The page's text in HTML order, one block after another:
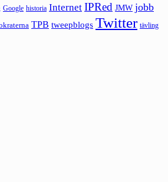
Google historia Internet IPRed JMW jobb
TPB tweepblogs Twitter tävling